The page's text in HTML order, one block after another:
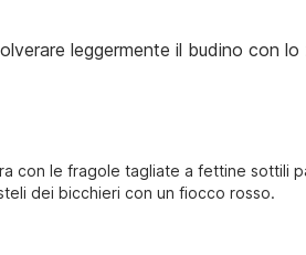
leggermente il budino con
con le fragole tagliate a fettine sottili
dei bicchieri con un fiocco rosso.